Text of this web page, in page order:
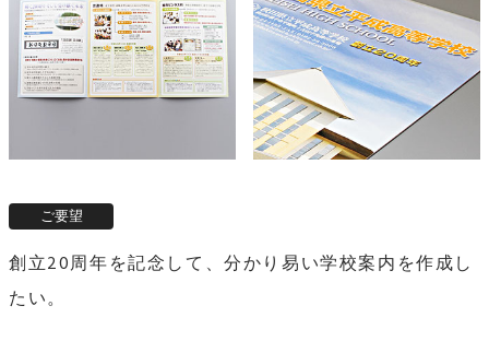
創立20周年を記念して、分かり易い学校案内を作成し
たい。